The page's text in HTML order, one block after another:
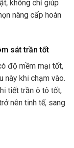
không chỉ giúp
nâng cấp hoàn
sát trần tốt
độ mềm mại tốt,
này khi chạm vào.
tiết trần ô tô tốt,
nên tinh tế, sang